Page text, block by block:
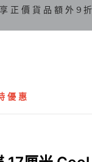
正 價 貨 品 額 外 9 折
優 惠